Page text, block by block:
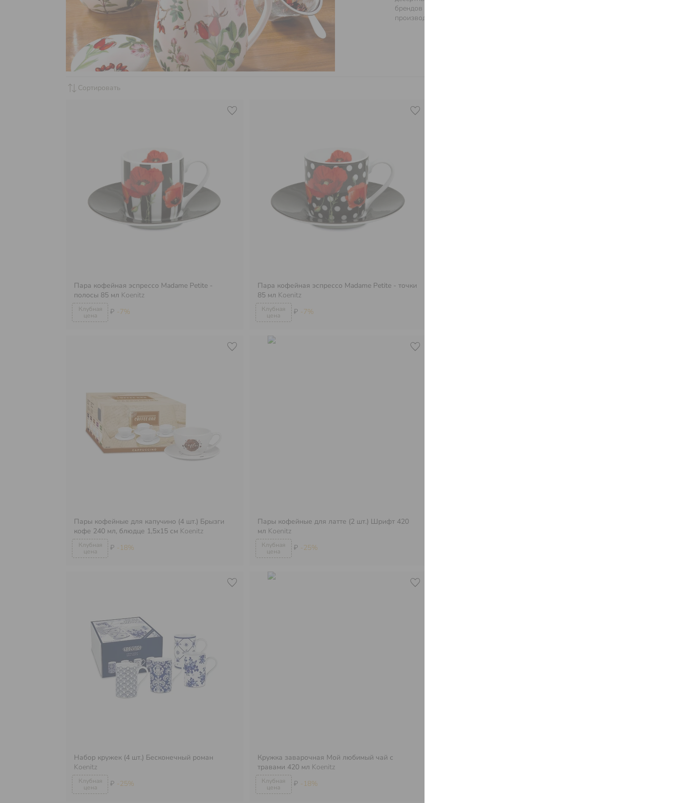
sync_alt Сортировать
брендов всемирно известного немецкого
производителя — Könitz Gruppe
₽ -7%
Пара кофейная эспрессо Madame Petite -
полосы 85 мл Koenitz
₽ -7%
Пара кофейная эспрессо Madame Petite - точки
85 мл Koenitz
₽ -18%
Пары кофейные для капучино (4 шт.) Брызги
кофе 240 мл, блюдце 1,5х15 см Koenitz
₽ -25%
Пары кофейные для латте (2 шт.) Шрифт 420
мл Koenitz
₽ -25%
Набор кружек (4 шт.) Бесконечный роман
Koenitz
₽ -18%
Кружка заварочная Мой любимый чай с
травами 420 мл Koenitz